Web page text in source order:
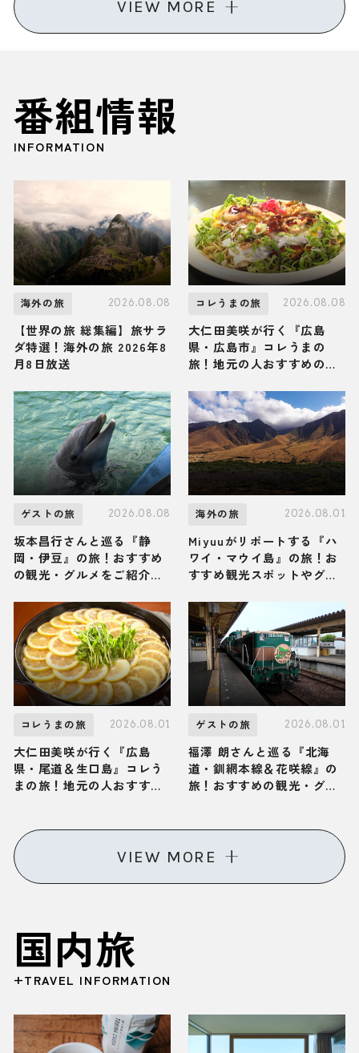
VIEW MORE
番組情報
INFORMATION
海外の旅 2026.08.08
【世界の旅 総集編】旅サラ
ダ特選！海外の旅 2026年8
月8日放送
コレうまの旅 2026.08.08
大仁田美咲が行く『広島
県・広島市』コレうまの
旅！地元の人おすすめのご
8月8日放送
ゲストの旅 2026.08.08
坂本昌行さんと巡る『静
岡・伊豆』の旅！おすすめ
の観光・グルメをご紹介
海外の旅 2026.08.01
Miyuuがリポートする『ハ
ワイ・マウイ島』の旅！お
すすめ観光スポットやグル
送
コレうまの旅 2026.08.01
大仁田美咲が行く『広島
県・尾道＆生口島』コレう
まの旅！地元の人おすすめ
ゲストの旅 2026.08.01
福澤 朗さんと巡る『北海
道・釧網本線＆花咲線』の
旅！おすすめの観光・グル
VIEW MORE
国内旅
+TRAVEL INFORMATION